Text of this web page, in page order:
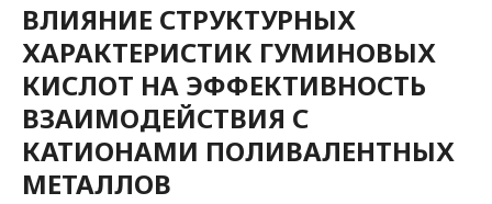
ВЛИЯНИЕ СТРУКТУРНЫХ
ХАРАКТЕРИСТИК ГУМИНОВЫХ
КИСЛОТ НА ЭФФЕКТИВНОСТЬ
ВЗАИМОДЕЙСТВИЯ С
КАТИОНАМИ ПОЛИВАЛЕНТНЫХ
МЕТАЛЛОВ